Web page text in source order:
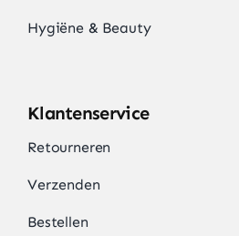
Hygiëne & Beauty
Klantenservice
Retourneren
Verzenden
Bestellen